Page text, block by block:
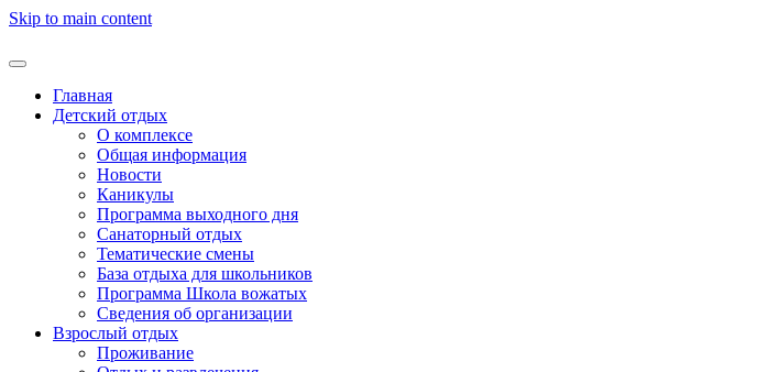
Skip to main content
Главная
Детский отдых
О комплексе
Общая информация
Новости
Каникулы
Программа выходного дня
Санаторный отдых
Тематические смены
База отдыха для школьников
Программа Школа вожатых
Cведения об организации
Взрослый отдых
Проживание